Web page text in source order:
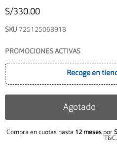
S/330.00
SKU 725125068918
PROMOCIONES ACTIVAS
Recoge en
Agotado
Compra en cuotas hasta 12 meses por
T&C.